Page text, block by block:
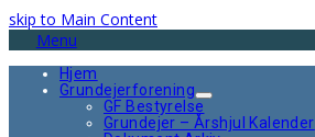
skip to Main Content
Menu
Hjem
Grundejerforening
GF Bestyrelse
Grundejer – Årshjul Kalender